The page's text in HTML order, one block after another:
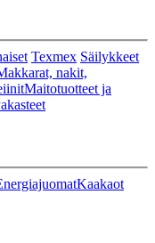
Texmex Säilykkeet
nakit,
Maitotuotteet ja
Kaakaot